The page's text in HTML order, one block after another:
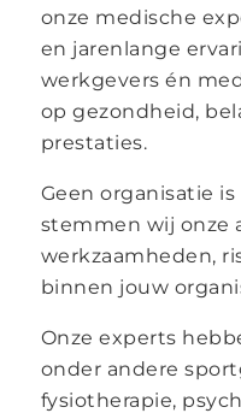
onze medische
en jarenlange
werkgevers én
op gezondheid,
prestaties.
Geen organisatie
stemmen wij onze
werkzaamheden,
binnen jouw
Onze experts
onder andere
fysiotherapie,